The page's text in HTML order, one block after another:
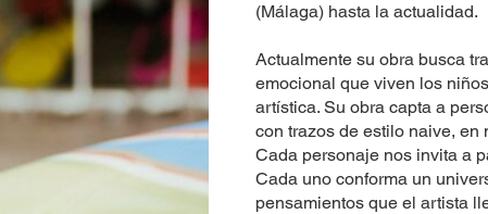
(Málaga) hasta la actualidad.
Actualmente su obra busca
emocional que viven los
artística. Su obra capta a
con trazos de estilo naive, en
Cada personaje nos invita a
Cada uno conforma un
pensamientos que el artista